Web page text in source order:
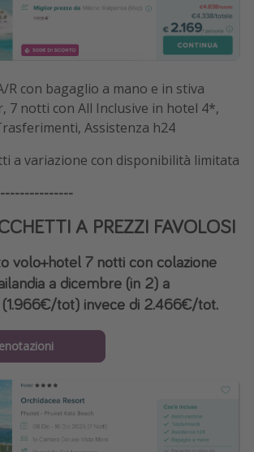
R con bagaglio a mano e in stiva
7 notti con All Inclusive in hotel 4*,
Assistenza h24
a variazione con disponibilità limitata
A PREZZI FAVOLOSI
volo+hotel 7 notti con colazione
a dicembre (in 2) a
tot) invece di 2.466€/tot.